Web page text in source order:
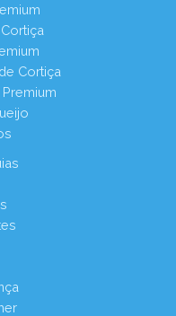
Cortiça